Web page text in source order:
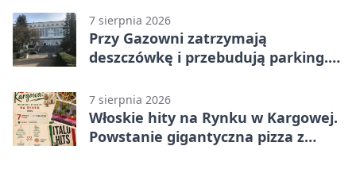
7 sierpnia 2026
Przy Gazowni zatrzymają
deszczówkę i przebudują parking.
7 sierpnia 2026
Włoskie hity na Rynku w Kargowej.
Powstanie gigantyczna pizza z